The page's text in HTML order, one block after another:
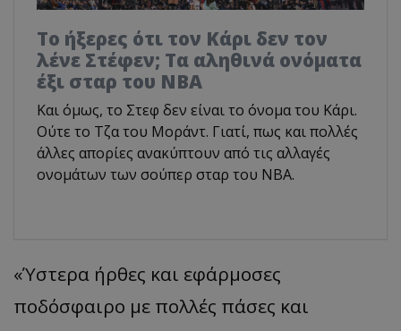
Το ήξερες ότι τον Κάρι δεν τον
λένε Στέφεν; Τα αληθινά ονόματα
έξι σταρ του NBA
Και όμως, το Στεφ δεν είναι το όνομα του Κάρι.
Ούτε το Τζα του Μοράντ. Γιατί, πως και πολλές
άλλες απορίες ανακύπτουν από τις αλλαγές
ονομάτων των σούπερ σταρ του NBA.
«Ύστερα ήρθες και εφάρμοσες
ποδόσφαιρο με πολλές πάσες και